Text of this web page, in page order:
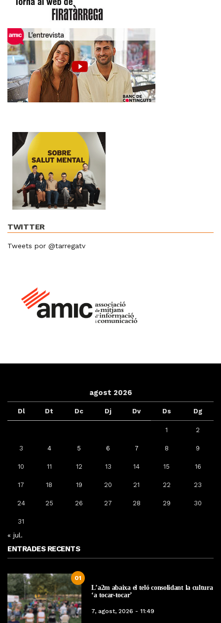
TWITTER
Tweets por @tarregatv
agost 2026
Dl Dt Dc Dj Dv Ds Dg
1 2
3 4 5 6 7 8 9
10 11 12 13 14 15 16
17 18 19 20 21 22 23
24 25 26 27 28 29 30
31
« jul.
ENTRADES RECENTS
01
L’a2m abaixa el teló consolidant la cultura
‘a tocar-tocar’
7, agost, 2026 - 11:49